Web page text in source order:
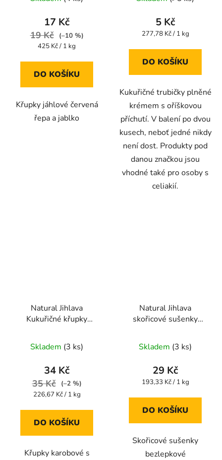
hodnocení
produktu
je
5,0
5
17 Kč
19 Kč
(–10 %)
Měrná
425 Kč / 1 kg
DO KOŠÍKU
Křupky jáhlové červená
řepa a jablko
hodnocení
produktu
je
z
5 Kč
Měrná
277,78 Kč / 1 kg
DO KOŠÍKU
Kukuřičné trubičky plněné
krémem s oříškovou
příchutí. V balení po dvou
kusech, neboť jedné nikdy
není dost. Produkty pod
danou značkou jsou
vhodné také pro osoby s
celiakií.
Natural Jihlava
Kukuřičné křupky
140 g
hodnocení
produktu
je
5,0
5
Skladem (3 ks)
34 Kč
35 Kč
(–2 %)
Měrná
226,67 Kč / 1 kg
DO KOŠÍKU
Křupky karobové s
Natural Jihlava
skořicové sušenky
hodnocení
produktu
je
z
Skladem (3 ks)
29 Kč
Měrná
193,33 Kč / 1 kg
DO KOŠÍKU
Skořicové sušenky
bezlepkové